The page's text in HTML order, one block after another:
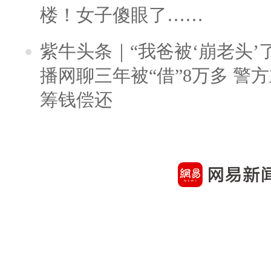
楼！女子傻眼了……
紫牛头条｜“我爸被‘崩老头’
播网聊三年被“借”8万多 警
筹钱偿还